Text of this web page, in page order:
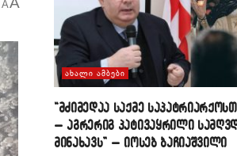
A
ᲐᲮᲐᲚᲘ ᲐᲛᲑᲔᲑᲘ
“მძიმედაა საქმე
– აგრერიგ პატივაყრილი
მინახავს” – იოსებ ბაჩიაშვილი